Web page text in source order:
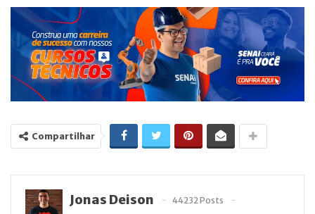
Compartilhar
Jonas Deison
44232 Posts